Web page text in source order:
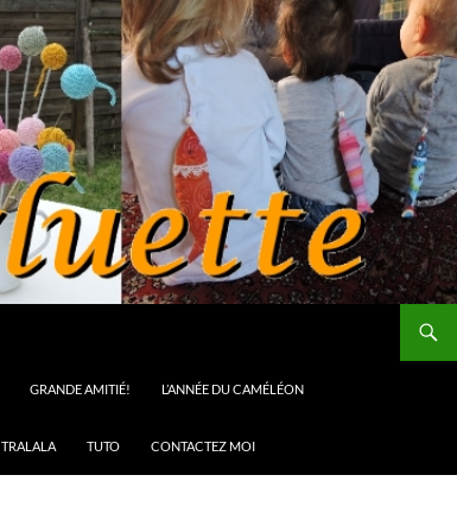
GRANDE AMITIÉ! L’ANNÉE DU CAMÉLÉON
TRALALA TUTO CONTACTEZ MOI